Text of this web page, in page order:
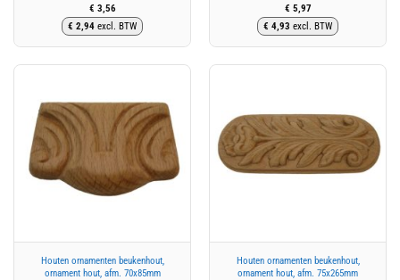
€ 3,56
€ 2,94 excl. BTW
€ 5,97
€ 4,93 excl. BTW
Houten ornamenten beukenhout,
ornament hout, afm. 70x85mm
Houten ornamenten beukenhout,
ornament hout, afm. 75x265mm